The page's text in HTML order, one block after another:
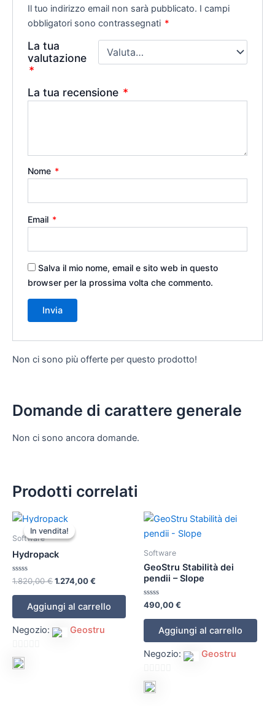
Il tuo indirizzo email non sarà pubblicato. I campi
obbligatori sono contrassegnati *
La tua
valutazione
*
La tua recensione *
Nome *
Email *
Salva il mio nome, email e sito web in questo
browser per la prossima volta che commento.
Non ci sono più offerte per questo prodotto!
Domande di carattere generale
Non ci sono ancora domande.
Prodotti correlati
In vendita!
In vendita!
Software
Hydropack
Valutato
su
1.820,00€
Il
prezzo
originale
1.820,00 €.
1.274,00€
Aggiungi al carrello
Negozio: Geostru
0
su
Software
GeoStru Stabilità dei
pendii – Slope
Valutato
su
490,00€
Aggiungi al carrello
Negozio: Geostru
0
su